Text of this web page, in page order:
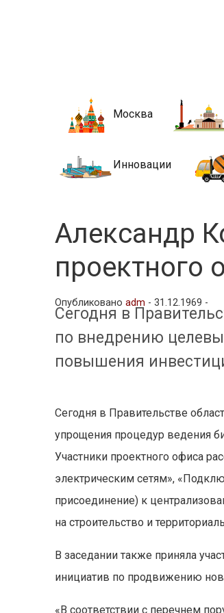
Москва
Инновации
Александр
проектного
Опубликованоadm -31.12.1969 -
Сегодня в
по внедрению
повышения
Сегодня в Правительстве
упрощения процедур ведения
Участники проектного офиса
электрическим сетям»,
присоединение) к
на строительство и
В заседании также приняла
инициатив по продвижению
«В соответствии с перечнем